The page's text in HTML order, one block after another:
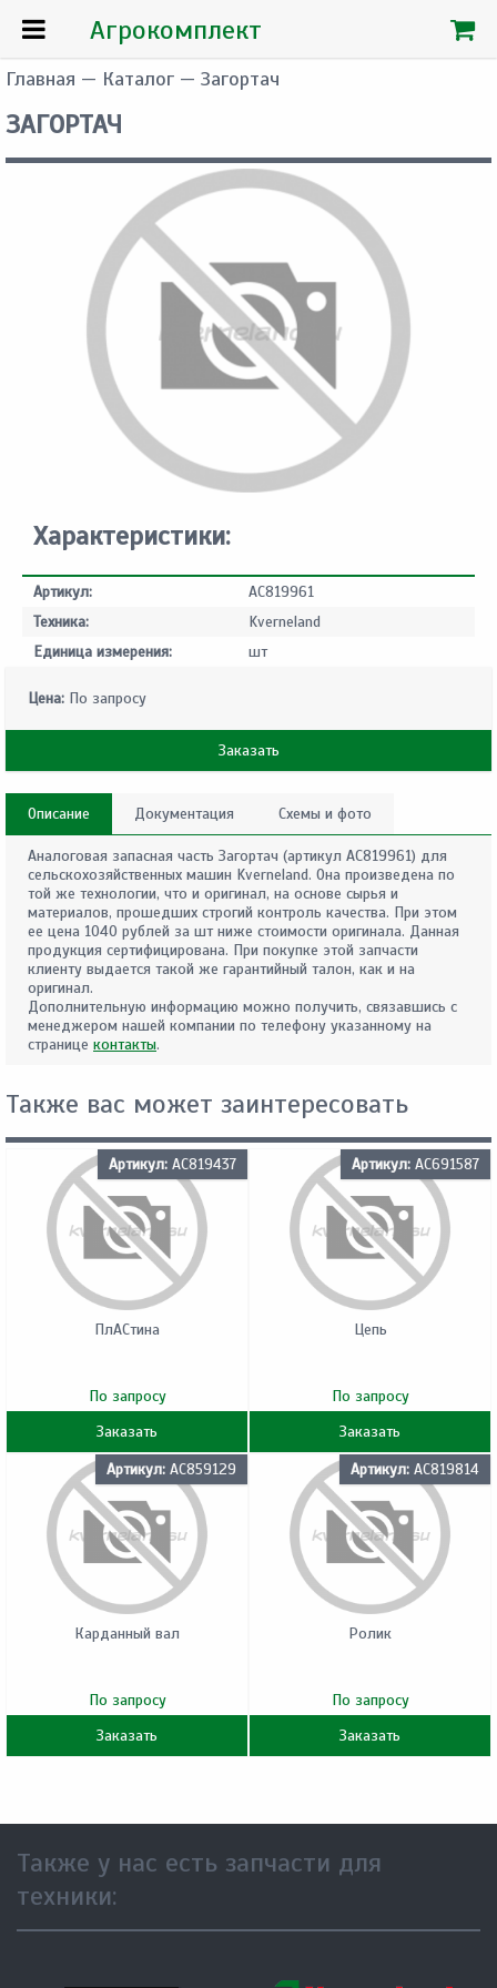
Главная — Каталог — Загортач
ЗАГОРТАЧ
Характеристики:
Артикул:
AC819961
Техника:
Kverneland
Единица измерения:
шт
Цена: По запросу
Заказать
Описание Документация Схемы и фото
Аналоговая запасная часть Загортач (артикул AC819961) для
сельскохозяйственных машин Kverneland. Она произведена по
той же технологии, что и оригинал, на основе сырья и
материалов, прошедших строгий контроль качества. При этом
ее цена 1040 рублей за шт ниже стоимости оригинала. Данная
продукция сертифицирована. При покупке этой запчасти
клиенту выдается такой же гарантийный талон, как и на
оригинал.
Дополнительную информацию можно получить, связавшись с
менеджером нашей компании по телефону указанному на
странице контакты.
Также вас может заинтересовать
Артикул: AC819437
ПлACтина
По запросу
Заказать
Артикул: AC691587
Цепь
По запросу
Заказать
Артикул: AC859129
Карданный вал
По запросу
Заказать
Артикул: AC819814
Ролик
По запросу
Заказать
Также у нас есть запчасти для
техники:
Агрокомплект